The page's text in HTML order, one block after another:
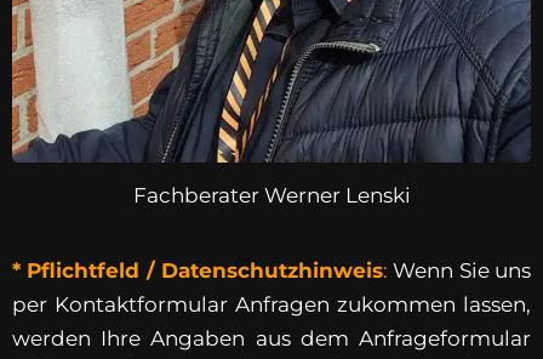
Fachberater Werner Lenski
* Pflichtfeld / Datenschutzhinweis: Wenn Sie uns
per Kontaktformular Anfragen zukommen lassen,
werden Ihre Angaben aus dem Anfrageformular